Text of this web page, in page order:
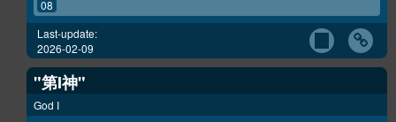
08
Last-update:
2026-02-09
"第I神"
God I